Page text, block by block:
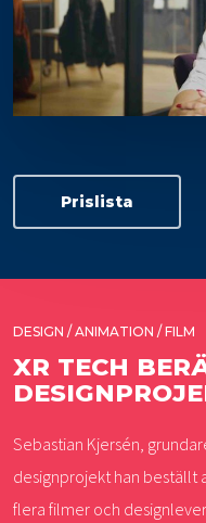
Prislista
DESIGN / ANIMATION / FILM
XR TECH
Sebastian Kjersén,
designprojekt han beställt
flera filmer och